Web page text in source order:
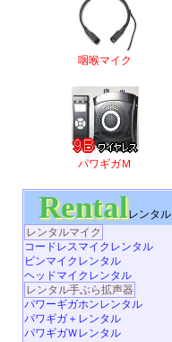
咽喉マイク
パワギガＭ
Rentalレンタル
レンタルマイク
コードレスマイクレンタル
ピンマイクレンタル
ヘッドマイクレンタル
レンタル手ぶら拡声器
パワーギガホンレンタル
パワギガ＋レンタル
パワギガＷレンタル